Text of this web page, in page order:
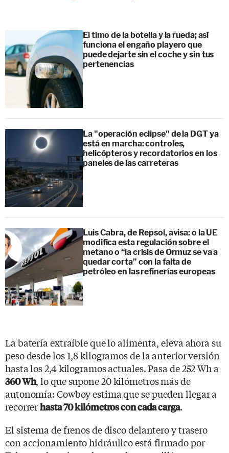
El timo de la botella y la rueda; así
funciona el engaño playero que
puede dejarte sin el coche y sin tus
pertenencias
La "operación eclipse" de la DGT ya
está en marcha: controles,
helicópteros y recordatorios en los
paneles de las carreteras
Luis Cabra, de Repsol, avisa: o la UE
modifica esta regulación sobre el
metano o “la crisis de Ormuz se va a
quedar corta” con la falta de
petróleo en las refinerías europeas
La batería extraíble que lo alimenta, eleva ahora su
peso desde los 1,8 kilogramos de la anterior versión
hasta los 2,4 kilogramos actuales. Pasa de 252 Wh a
360 Wh, lo que supone 20 kilómetros más de
autonomía: Cowboy estima que se pueden llegar a
recorrerhasta 70 kilómetros con cada carga.
El sistema de frenos de disco delantero y trasero
con accionamiento hidráulico está firmado por